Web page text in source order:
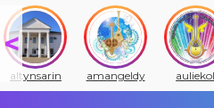
altynsarin amangeldy auliekol